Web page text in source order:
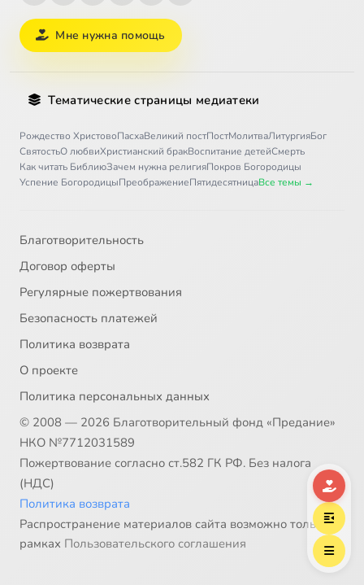
Мне нужна помощь
Тематические страницы медиатеки
Рождество ХристовоПасхаВеликий постПостМолитваЛитургияБог
СвятостьО любвиХристианский бракВоспитание детейСмерть
Как читать БиблиюЗачем нужна религияПокров Богородицы
Успение БогородицыПреображениеПятидесятницаВсе темы →
Благотворительность
Договор оферты
Регулярные пожертвования
Безопасность платежей
Политика возврата
О проекте
Политика персональных данных
© 2008 — 2026 Благотворительный фонд «Предание»
НКО №7712031589
Пожертвование согласно ст.582 ГК РФ. Без налога
(НДС)
Политика возврата
Распространение материалов сайта возможно только в
рамках Пользовательского соглашения